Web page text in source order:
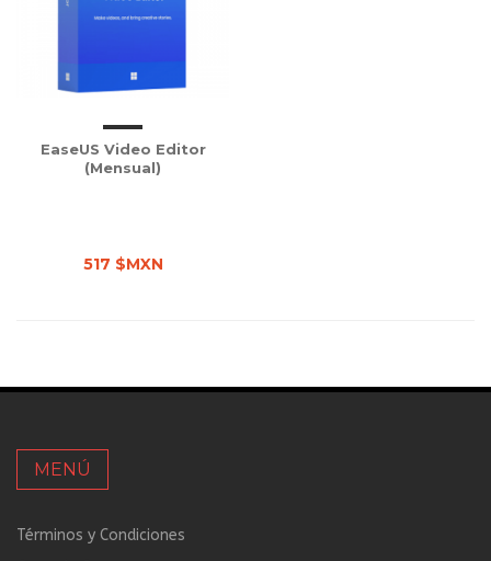
EaseUS Video Editor
(Mensual)
517 $MXN
MENÚ
Términos y Condiciones